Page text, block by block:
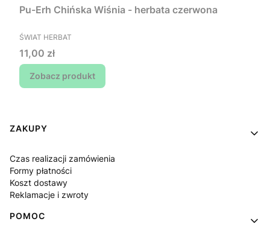
Pu-Erh Chińska Wiśnia - herbata czerwona
PRODUCENT
ŚWIAT HERBAT
Cena
11,00 zł
Zobacz produkt
Linki w stopce
ZAKUPY
Czas realizacji zamówienia
Formy płatności
Koszt dostawy
Reklamacje i zwroty
POMOC